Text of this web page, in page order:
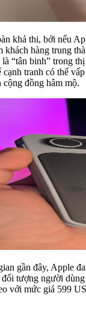
khả thi, bởi nếu
khách hàng trung
“tân binh” trong
tranh có thể
đồng hâm mộ.
gần đây, Apple
đối tượng người
với mức giá 599